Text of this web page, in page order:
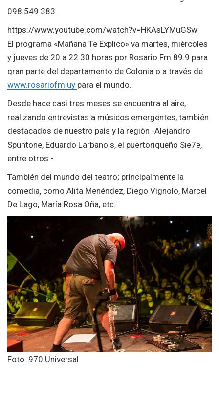
098 549 383.
https://www.youtube.com/watch?v=HKAsLYMuGSw
El programa «Mañana Te Explico» va martes, miércoles
y jueves de 20 a 22.30 horas por Rosario Fm 89.9 para
gran parte del departamento de Colonia o a través de
www.rosariofm.uy para el mundo.
Desde hace casi tres meses se encuentra al aire,
realizando entrevistas a músicos emergentes, también
destacados de nuestro país y la región -Alejandro
Spuntone, Eduardo Larbanois, el puertoriqueño Sie7e,
entre otros.-
También del mundo del teatro; principalmente la
comedia, como Alita Menéndez, Diego Vignolo, Marcel
De Lago, María Rosa Oña, etc.
Foto: 970 Universal